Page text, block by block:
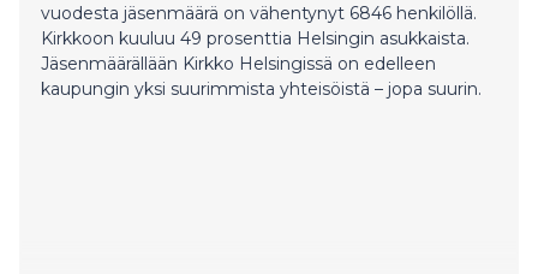
vuodesta jäsenmäärä on vähentynyt 6846 henkilöllä.
Kirkkoon kuuluu 49 prosenttia Helsingin asukkaista.
Jäsenmäärällään Kirkko Helsingissä on edelleen
kaupungin yksi suurimmista yhteisöistä – jopa suurin.